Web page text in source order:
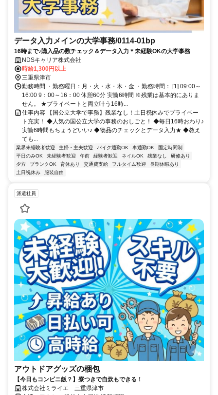
データ入力メインの大学事務/0114-01bp
16時まで♪購入品の数チェック＆データ入力＊未経験OKの大学事務
NDSキャリア株式会社
時給1,300円以上
三重県津市
勤務時間 ・勤務曜日：月・火・水・木・金 ・勤務時間： [1] 09:00～
16:00 9：00～16：00 休憩60分 実働6時間 ※残業は基本的にありま
せん。 ★プライベートと両立叶う16時...
仕事内容 【国公立大学で事務】残業なし！土日祝休みでプライベー
ト充実！ ◆人気の国公立大学の事務のおしごと！ ◆毎日16時おわり♪
実働6時間もちょうどいい♪ ◆物品のチェックとデータ入力★ ◆教え
ても...
業界未経験者歓迎 主婦・主夫歓迎 バイク通勤OK 車通勤OK
固定時間制
平日のみOK
未経験者歓迎 午前 経験者歓迎 ネイルOK 残業なし
研修あり
夕方
ブランクOK 育休あり 交通費支給 フルタイム歓迎
長期休暇あり
土日祝休み
服装自由
派遣社員
アウトドアグッズの梱包
【今日もコンビニ飯？】寮つきで自炊もできる！
株式会社ミライエ 三重県津市